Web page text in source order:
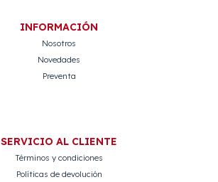
INFORMACIÓN
Nosotros
Novedades
Preventa
SERVICIO AL CLIENTE
Términos y condiciones
Políticas de devolución